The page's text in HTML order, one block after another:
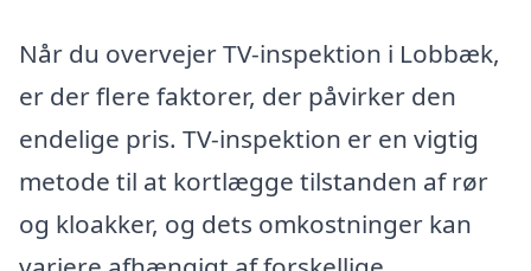
Når du overvejer TV-inspektion i Lobbæk,
er der flere faktorer, der påvirker den
endelige pris. TV-inspektion er en vigtig
metode til at kortlægge tilstanden af rør
og kloakker, og dets omkostninger kan